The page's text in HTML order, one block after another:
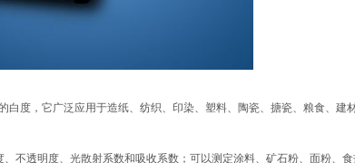
白度，它广泛应用于造纸、纺织、印染、塑料、陶瓷、搪瓷、粮食、建
不透明度、光散射系数和吸收系数；可以测定涂料、矿石粉、面粉、